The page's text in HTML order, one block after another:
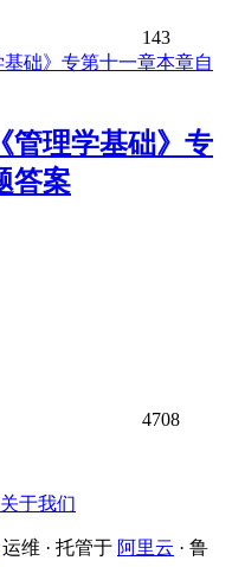
143
管理学基础》专
答案
4708
关于我们
运维 · 托管于 阿里云 · 鲁